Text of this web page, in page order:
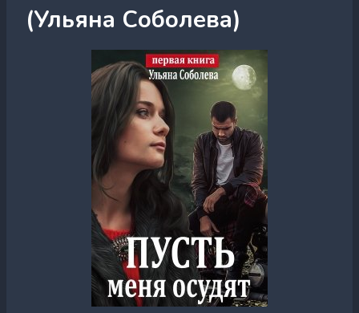
(Ульяна Соболева)